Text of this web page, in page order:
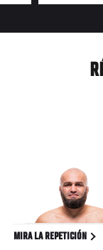
MIRA LA REPETICIÓN